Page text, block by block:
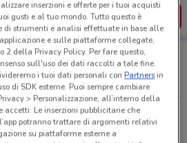
SCARICA L’APP
12 Roma
inserzioni e offerte per i tuoi acquisti
gusti e al tuo mondo. Tutto questo è
di strumenti e analisi effettuate in base alle
e sulle piattaforme collegate,
2 della Privacy Policy. Per fare questo,
sull'uso dei dati raccolti a tale fine.
i tuoi dati personali conPartnersin
di SDK esterne. Puoi sempre cambiare
> Personalizzazione, all’interno della
accetti: Le inserzioni pubblicitarie che
potranno trattare di argomenti relativi
su piattaforme esterne a